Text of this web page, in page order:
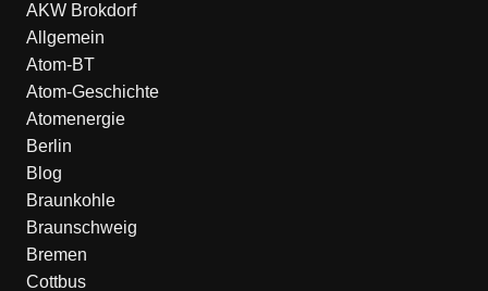
AKW Brokdorf
Allgemein
Atom-BT
Atom-Geschichte
Atomenergie
Berlin
Blog
Braunkohle
Braunschweig
Bremen
Cottbus